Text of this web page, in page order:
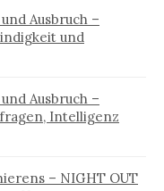
Ausbruch –
und
Ausbruch –
Intelligenz
– NIGHT OUT